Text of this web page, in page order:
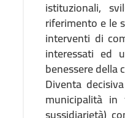
istituzionali,
riferimento e le
interventi di
interessati ed
benessere della
Diventa
municipalità